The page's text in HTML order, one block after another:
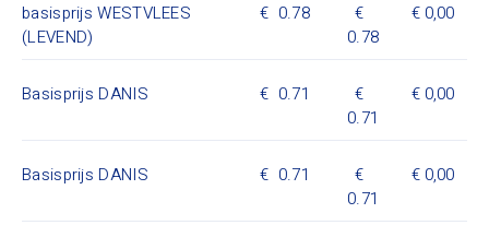
basisprijs WESTVLEES
(LEVEND)
0.78
0.78
0,00
Basisprijs DANIS
0.71
0.71
0,00
Basisprijs DANIS
0.71
0.71
0,00